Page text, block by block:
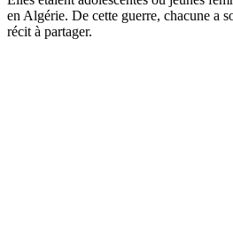
en Algérie. De cette guerre, chacune a
récit à partager.